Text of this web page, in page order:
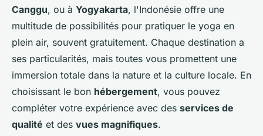
Canggu, ou à Yogyakarta, l'Indonésie offre une
multitude de possibilités pour pratiquer le yoga en
plein air, souvent gratuitement. Chaque destination a
ses particularités, mais toutes vous promettent une
immersion totale dans la nature et la culture locale. En
choisissant le bon hébergement, vous pouvez
compléter votre expérience avec des services de
qualité et des vues magnifiques.